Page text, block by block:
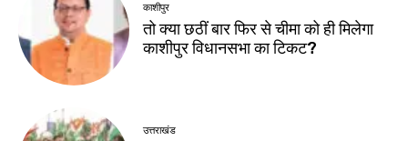
काशीपुर
तो क्या छठीं बार फिर से चीमा को ही मिलेगा
काशीपुर विधानसभा का टिकट?
उत्तराखंड